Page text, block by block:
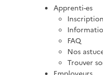
Apprenti-es
FAQ
Nos
Trouver
Employeurs